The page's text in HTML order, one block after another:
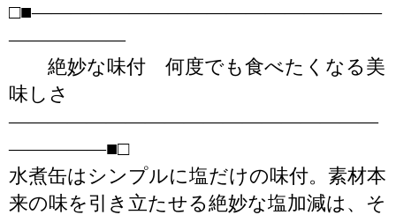
□■――――――――――――――――――
――――――
絶妙な味付 何度でも食べたくなる美
味しさ
―――――――――――――――――――
―――――■□
水煮缶はシンプルに塩だけの味付。素材本
来の味を引き立たせる絶妙な塩加減は、そ